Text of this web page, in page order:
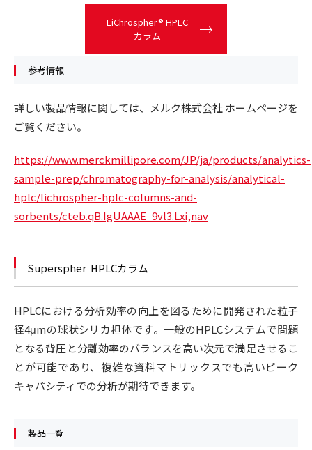
LiChrospher® HPLC
カラム
参考情報
詳しい製品情報に関しては、メルク株式会社 ホームページを
ご覧ください。
https://www.merckmillipore.com/JP/ja/products/analytics-
sample-prep/chromatography-for-analysis/analytical-
hplc/lichrospher-hplc-columns-and-
sorbents/cteb.qB.IgUAAAE_9vl3.Lxi,nav
Superspher HPLCカラム
HPLCにおける分析効率の向上を図るために開発された粒子
径4μmの球状シリカ担体です。一般のHPLCシステムで問題
となる背圧と分離効率のバランスを高い次元で満足させるこ
とが可能であり、複雑な資料マトリックスでも高いピーク
キャパシティでの分析が期待できます。
製品一覧